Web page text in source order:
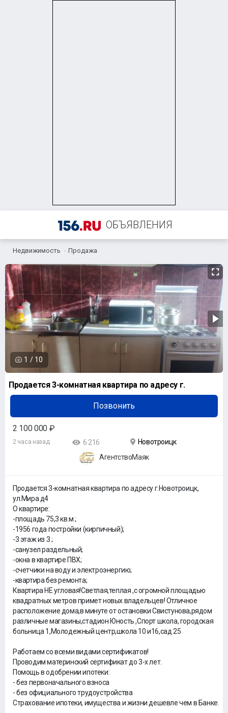
ОБЪЯВЛЕНИЯ
Недвижимость Продажа
1 / 10
Продается 3-комнатная квартира по адресу г.
Позвонить
2 100 000 ₽
2 часа назад 6 216
Новотроицк
АгентствоМаяк
Продается 3-комнатная квартира по адресу г.Новотроицк,
ул.Мира д4
О квартире:
-площадь 75,3 кв.м ;
-1956 года постройки (кирпичный);
-3 этаж из 3 ;
-санузел раздельный;
-окна в квартире ПВХ;
-счетчики на воду и электроэнергию;
-квартира без ремонта;
Квартира НЕ угловая!Светлая,теплая ,с огромной площадью
квадратных метров примет новых владельцев! Отличное
расположение дома,в минуте от остановки Свистунова,рядом
различные магазины,стадион Юность ,Спорт школа, городская
больница 1,Молодежный центр,школа 10 и16,сад 25
Работаем со всеми видами сертификатов!
Проводим материнский сертификат до 3-х лет.
Помощь в одобрении ипотеки:
- без первоначального взноса
- без официального трудоустройства
Страхование ипотеки, имущества и жизни дешевле чем в Банке.